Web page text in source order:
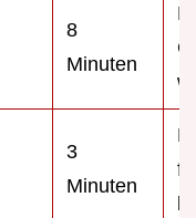
8
Minuten
3
Minuten